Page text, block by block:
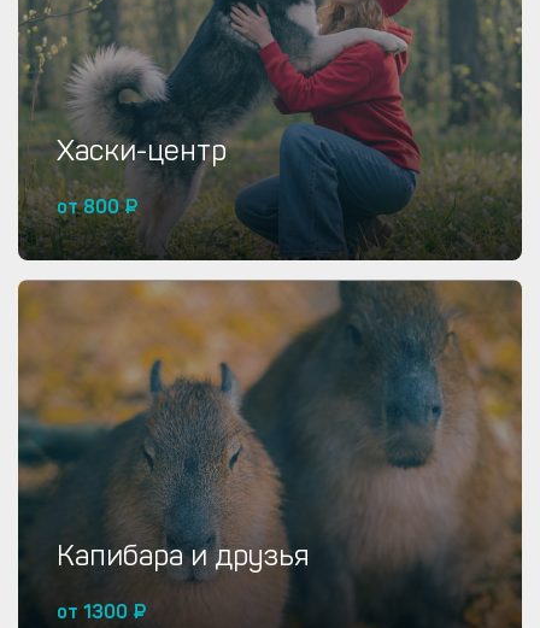
Хаски-центр
от 800 ₽
Купить от 800 ₽
Капибара и друзья
от 1300 ₽